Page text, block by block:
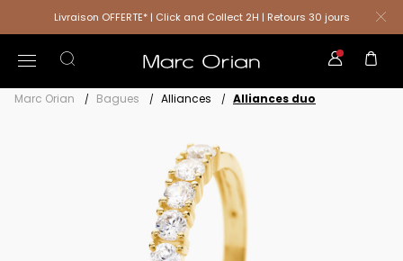
Livraison OFFERTE* | Click and Collect 2H | Retours 30 jours
Marc Orian Bagues Alliances Alliances duo